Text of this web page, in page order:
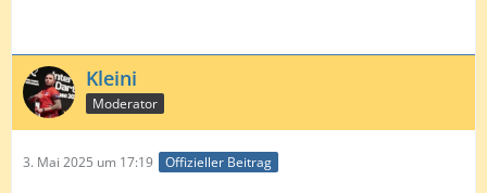
Kleini
Moderator
3. Mai 2025 um 17:19 Offizieller Beitrag